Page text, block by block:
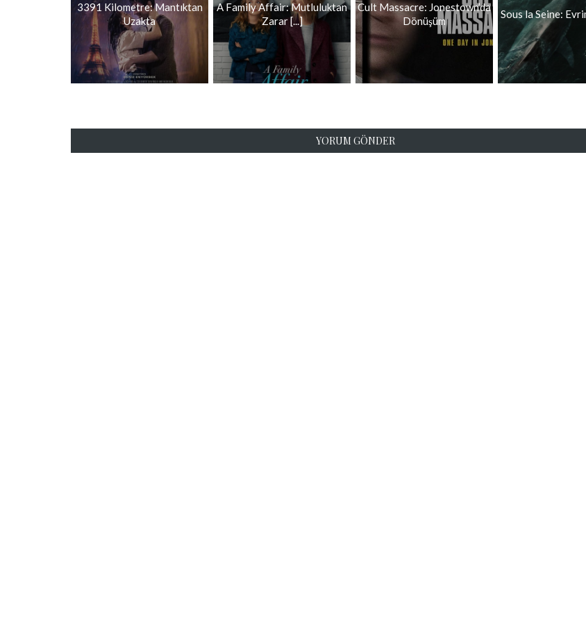
3391 Kilometre: Mantıktan
Uzakta
A Family Affair: Mutluluktan
Zarar [...]
Cult Massacre: Jonestown’da
Dönüşüm
Sous la Seine:
YORUM GÖNDER